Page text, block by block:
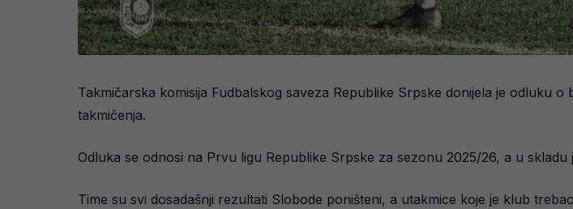
Takmičarska komisija Fudbalskog saveza Republike Srpske donijela je odluku
takmičenja.
Odluka se odnosi na Prvu ligu Republike Srpske za sezonu 2025/26, a u
Time su svi dosadašnji rezultati Slobode poništeni, a utakmice koje je klub